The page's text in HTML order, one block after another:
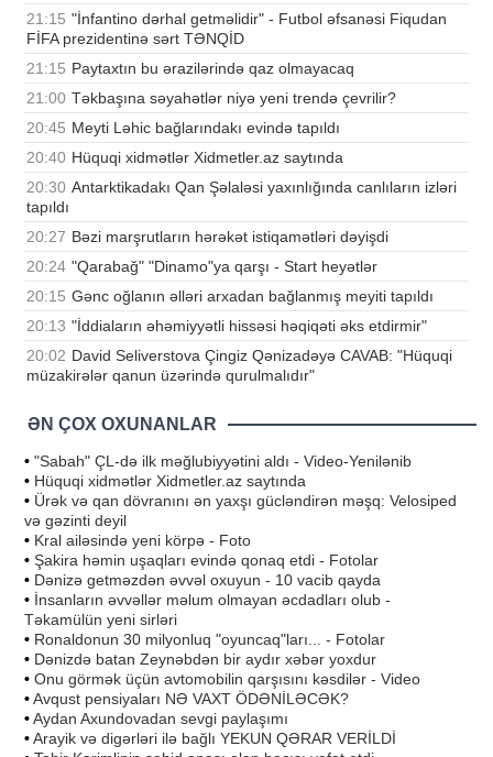
21:15 "İnfantino dərhal getməlidir" - Futbol əfsanəsi Fiqudan
FİFA prezidentinə sərt TƏNQİD
21:15 Paytaxtın bu ərazilərində qaz olmayacaq
21:00 Təkbaşına səyahətlər niyə yeni trendə çevrilir?
20:45 Meyti Ləhic bağlarındakı evində tapıldı
20:40 Hüquqi xidmətlər Xidmetler.az saytında
20:30 Antarktikadakı Qan Şəlaləsi yaxınlığında canlıların izləri
tapıldı
20:27 Bəzi marşrutların hərəkət istiqamətləri dəyişdi
20:24 "Qarabağ" "Dinamo"ya qarşı - Start heyətlər
20:15 Gənc oğlanın əlləri arxadan bağlanmış meyiti tapıldı
20:13 "İddiaların əhəmiyyətli hissəsi həqiqəti əks etdirmir"
20:02 David Seliverstova Çingiz Qənizadəyə CAVAB: "Hüquqi
müzakirələr qanun üzərində qurulmalıdır"
ƏN ÇOX OXUNANLAR
• "Sabah" ÇL-də ilk məğlubiyyətini aldı - Video-Yenilənib
• Hüquqi xidmətlər Xidmetler.az saytında
• Ürək və qan dövranını ən yaxşı gücləndirən məşq: Velosiped
və gəzinti deyil
• Kral ailəsində yeni körpə - Foto
• Şakira həmin uşaqları evində qonaq etdi - Fotolar
• Dənizə getməzdən əvvəl oxuyun - 10 vacib qayda
• İnsanların əvvəllər məlum olmayan əcdadları olub -
Təkamülün yeni sirləri
• Ronaldonun 30 milyonluq "oyuncaq"ları... - Fotolar
• Dənizdə batan Zeynəbdən bir aydır xəbər yoxdur
• Onu görmək üçün avtomobilin qarşısını kəsdilər - Video
•Avqust pensiyaları NƏ VAXT ÖDƏNİLƏCƏK?
•Aydan Axundovadan sevgi paylaşımı
•Arayik və digərləri ilə bağlı YEKUN QƏRAR VERİLDİ